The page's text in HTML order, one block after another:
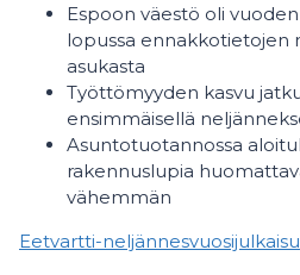
Espoon väestö oli
lopussa ennakkotietojen
asukasta
Työttömyyden kasvu
ensimmäisellä
Asuntotuotannossa
rakennuslupia
vähemmän
Eetvartti-neljännesvuosijulkaisu